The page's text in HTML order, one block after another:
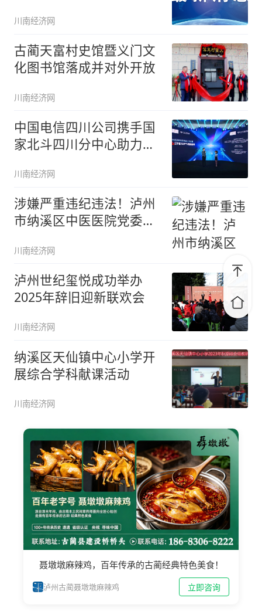
川南经济网
古蔺天富村史馆暨义门文
化图书馆落成并对外开放
川南经济网
中国电信四川公司携手国
家北斗四川分中心助力数
川南经济网
涉嫌严重违纪违法！泸州
市纳溪区中医医院党委书
川南经济网
泸州世纪玺悦成功举办
2025年辞旧迎新联欢会
川南经济网
纳溪区天仙镇中心小学开
展综合学科献课活动
川南经济网
聂墩墩麻辣鸡，百年传承的古蔺经典特色美食！
泸州古蔺聂墩墩麻辣鸡 立即咨询